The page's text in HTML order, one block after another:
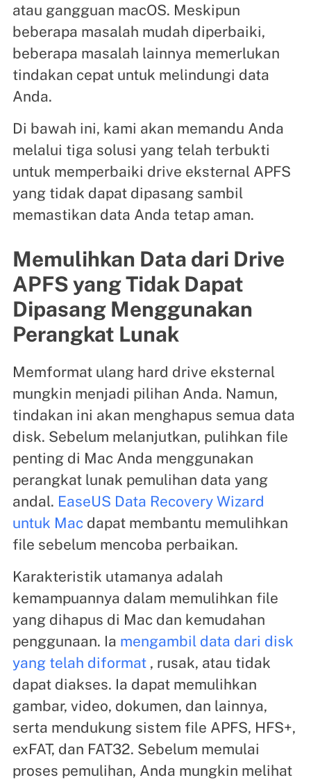
atau gangguan macOS. Meskipun
beberapa masalah mudah diperbaiki,
beberapa masalah lainnya memerlukan
tindakan cepat untuk melindungi data
Anda.
Di bawah ini, kami akan memandu Anda
melalui tiga solusi yang telah terbukti
untuk memperbaiki drive eksternal APFS
yang tidak dapat dipasang sambil
memastikan data Anda tetap aman.
Memulihkan Data dari Drive
APFS yang Tidak Dapat
Dipasang Menggunakan
Perangkat Lunak
Memformat ulang hard drive eksternal
mungkin menjadi pilihan Anda. Namun,
tindakan ini akan menghapus semua data
disk. Sebelum melanjutkan, pulihkan file
penting di Mac Anda menggunakan
perangkat lunak pemulihan data yang
andal. EaseUS Data Recovery Wizard
untuk Macdapat membantu memulihkan
file sebelum mencoba perbaikan.
Karakteristik utamanya adalah
kemampuannya dalam memulihkan file
yang dihapus di Mac dan kemudahan
penggunaan. Ia mengambil data dari disk
yang telah diformat, rusak, atau tidak
dapat diakses. Ia dapat memulihkan
gambar, video, dokumen, dan lainnya,
serta mendukung sistem file APFS, HFS+,
exFAT, dan FAT32. Sebelum memulai
proses pemulihan, Anda mungkin melihat